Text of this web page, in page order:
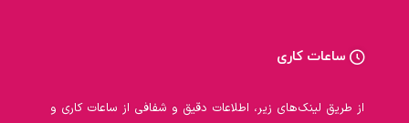
ساعات کاری
از طریق لینک‌های زیر، اطلاعات دقیق و شفافی از ساعات کاری و